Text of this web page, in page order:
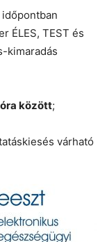
ÉLES, TEST és
kimaradás
óra között;
várható